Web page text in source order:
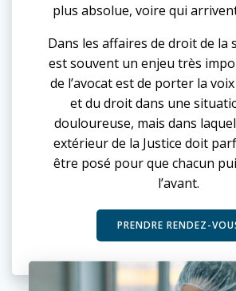
plus absolue, voire qui
Dans les affaires de droit de la
est souvent un enjeu très
de l’avocat est de porter la
et du droit dans une
douloureuse, mais dans
extérieur de la Justice doit
être posé pour que chacun
l’avant.
PRENDRE RENDEZ-